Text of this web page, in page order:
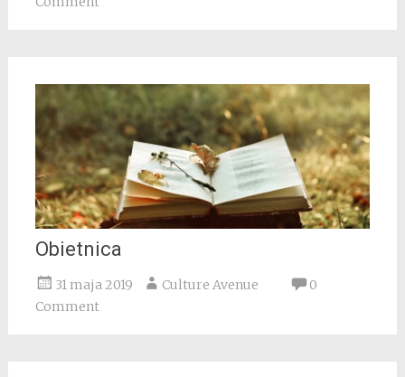
Obietnica
31 maja 2019 Culture Avenue
0
Comment